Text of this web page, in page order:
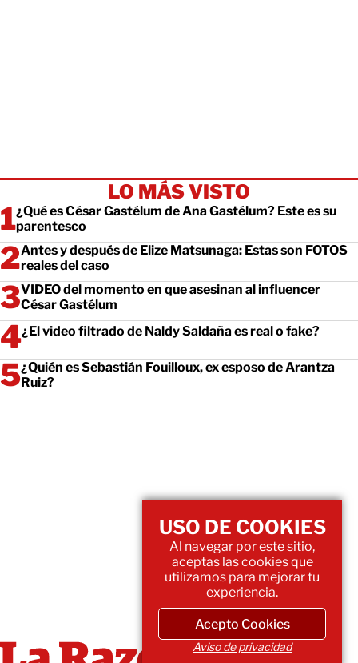
LO MÁS VISTO
¿Qué es César Gastélum de Ana Gastélum? Este es su
parentesco
Antes y después de Elize Matsunaga: Estas son FOTOS
reales del caso
VIDEO del momento en que asesinan al influencer
César Gastélum
¿El video filtrado de Naldy Saldaña es real o fake?
¿Quién es Sebastián Fouilloux, ex esposo de Arantza
Ruiz?
USO DE COOKIES
Al navegar por este sitio,
aceptas las cookies que
utilizamos para mejorar tu
experiencia.
Acepto Cookies
Aviso de privacidad